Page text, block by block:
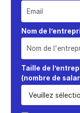
Nom de
Taille de
(nombre de